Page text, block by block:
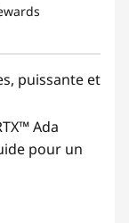
puissante et
Ada
pour un